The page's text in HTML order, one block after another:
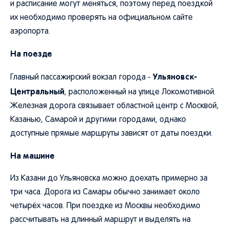
и расписание могут меняться, поэтому перед поездкой
их необходимо проверять на официальном сайте
аэропорта.
На поезде
Главный пассажирский вокзал города - Ульяновск-
Центральный, расположенный на улице Локомотивной.
Железная дорога связывает областной центр с Москвой,
Казанью, Самарой и другими городами, однако
доступные прямые маршруты зависят от даты поездки.
На машине
Из Казани до Ульяновска можно доехать примерно за
три часа. Дорога из Самары обычно занимает около
четырёх часов. При поездке из Москвы необходимо
рассчитывать на длинный маршрут и выделять на